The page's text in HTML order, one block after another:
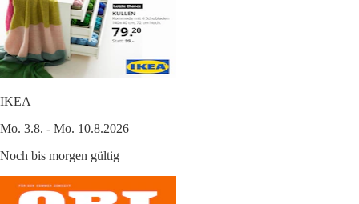
IKEA
Mo. 3.8. - Mo. 10.8.2026
Noch bis morgen gültig